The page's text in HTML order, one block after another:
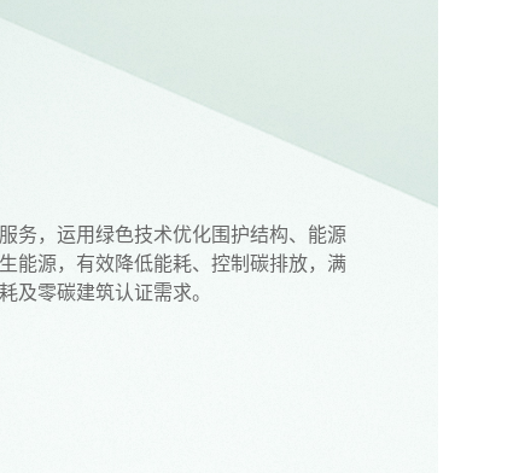
务，运用绿色技术优化围护结构、能源
能源，有效降低能耗、控制碳排放，满
及零碳建筑认证需求。